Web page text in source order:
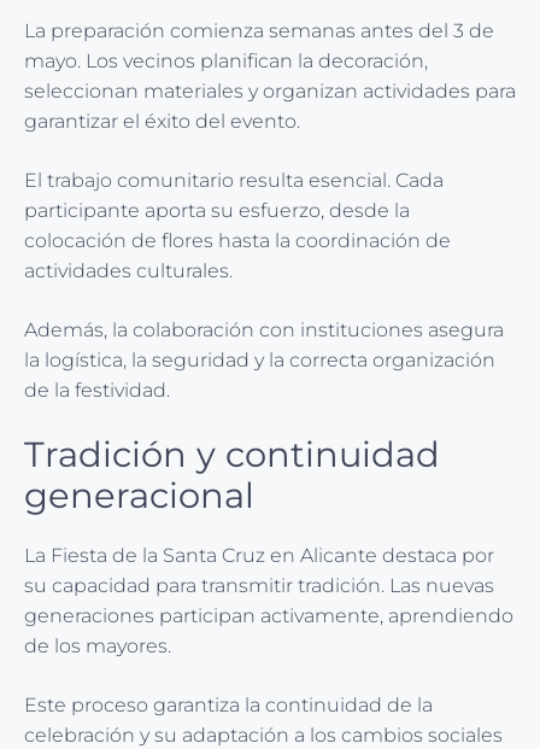
La preparación comienza semanas antes del 3 de
mayo. Los vecinos planifican la decoración,
seleccionan materiales y organizan actividades para
garantizar el éxito del evento.
El trabajo comunitario resulta esencial. Cada
participante aporta su esfuerzo, desde la
colocación de flores hasta la coordinación de
actividades culturales.
Además, la colaboración con instituciones asegura
la logística, la seguridad y la correcta organización
de la festividad.
Tradición y continuidad
generacional
La Fiesta de la Santa Cruz en Alicante destaca por
su capacidad para transmitir tradición. Las nuevas
generaciones participan activamente, aprendiendo
de los mayores.
Este proceso garantiza la continuidad de la
celebración y su adaptación a los cambios sociales